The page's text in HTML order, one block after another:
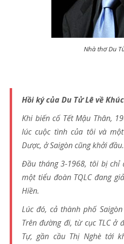
Nhà thơ Du
Hồi ký của Du Tử Lê về
Khi biến cố Tết Mậu Thân,
lúc cuộc tình của tôi và
Dược, ở Saigòn cũng khởi đầu.
Đầu tháng 3-1968, tôi bị chỉ
một tiểu đoàn TQLC đang
Hiền.
Lúc đó, cả thành phố
Trên đường đi, từ cục TLC ở
Tự, gần cầu Thị Nghè tới